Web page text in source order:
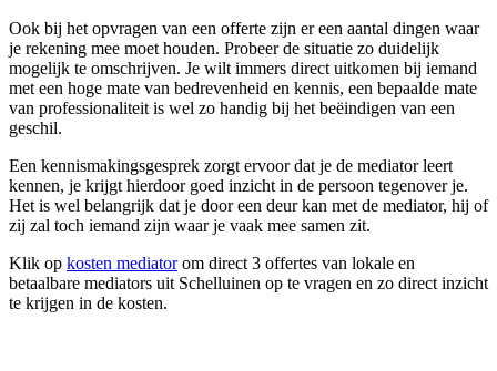
Ook bij het opvragen van een offerte zijn er een aantal dingen waar
je rekening mee moet houden. Probeer de situatie zo duidelijk
mogelijk te omschrijven. Je wilt immers direct uitkomen bij iemand
met een hoge mate van bedrevenheid en kennis, een bepaalde mate
van professionaliteit is wel zo handig bij het beëindigen van een
geschil.
Een kennismakingsgesprek zorgt ervoor dat je de mediator leert
kennen, je krijgt hierdoor goed inzicht in de persoon tegenover je.
Het is wel belangrijk dat je door een deur kan met de mediator, hij of
zij zal toch iemand zijn waar je vaak mee samen zit.
Klik op kosten mediatorom direct 3 offertes van lokale en
betaalbare mediators uit Schelluinen op te vragen en zo direct inzicht
te krijgen in de kosten.